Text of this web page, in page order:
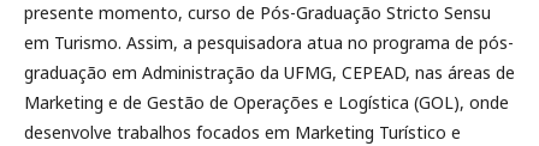
presente momento, curso de Pós-Graduação Stricto Sensu
em Turismo. Assim, a pesquisadora atua no programa de pós-
graduação em Administração da UFMG, CEPEAD, nas áreas de
Marketing e de Gestão de Operações e Logística (GOL), onde
desenvolve trabalhos focados em Marketing Turístico e